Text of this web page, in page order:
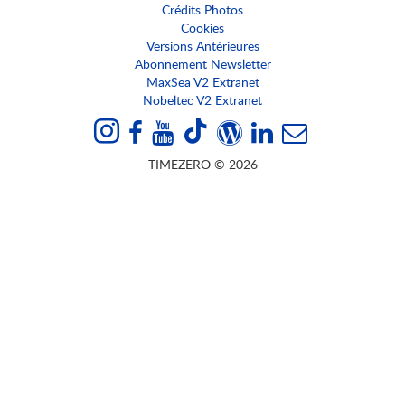
Crédits Photos
Cookies
Versions Antérieures
Abonnement Newsletter
MaxSea V2 Extranet
Nobeltec V2 Extranet
TIMEZERO © 2026